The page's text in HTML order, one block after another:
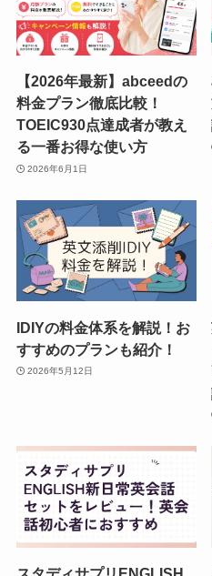
【2026年最新】abceedの
料金プラン徹底比較！
TOEIC930点達成者が教え
る一番お得な使い方
2026年6月1日
IDIYの料金体系を解説！お
すすめのプランも紹介！
2026年5月12日